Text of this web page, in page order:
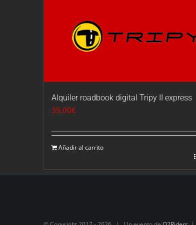
Alquiler roadbook digital Tripy II express
35,00€
Añadir al carrito